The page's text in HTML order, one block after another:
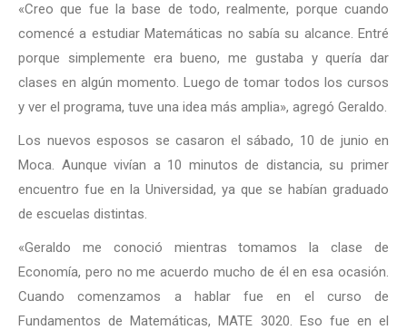
«Creo que fue la base de todo, realmente, porque cuando
comencé a estudiar Matemáticas no sabía su alcance. Entré
porque simplemente era bueno, me gustaba y quería dar
clases en algún momento. Luego de tomar todos los cursos
y ver el programa, tuve una idea más amplia», agregó Geraldo.
Los nuevos esposos se casaron el sábado, 10 de junio en
Moca. Aunque vivían a 10 minutos de distancia, su primer
encuentro fue en la Universidad, ya que se habían graduado
de escuelas distintas.
«Geraldo me conoció mientras tomamos la clase de
Economía, pero no me acuerdo mucho de él en esa ocasión.
Cuando comenzamos a hablar fue en el curso de
Fundamentos de Matemáticas, MATE 3020. Eso fue en el